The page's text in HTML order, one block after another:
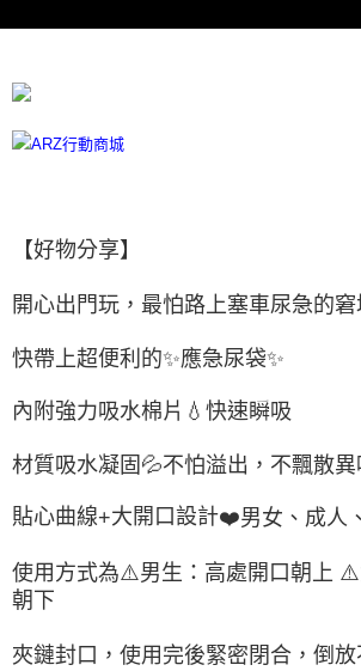
【好物分享】
開心出門玩，最怕路上塞車尿急的窘
快帶上超便利的✨應急尿袋✨
內附強力吸水棉片 💧 快速瞬吸
材質吸水凝固 💦不怕溢出，不飄散異
貼心曲線+大開口設計❤男女、成人
使用方式為⚠男生：高處開口朝上 ⚠
朝下
夾鏈封口，使用完後緊密閉合，倒